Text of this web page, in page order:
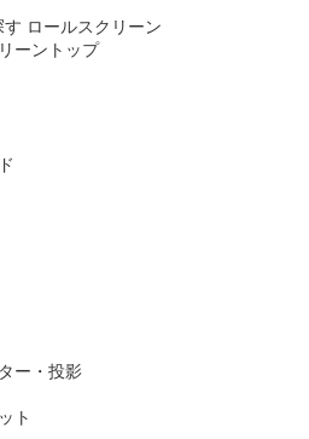
ロールスクリーン
ーントップ
ー・投影
ト